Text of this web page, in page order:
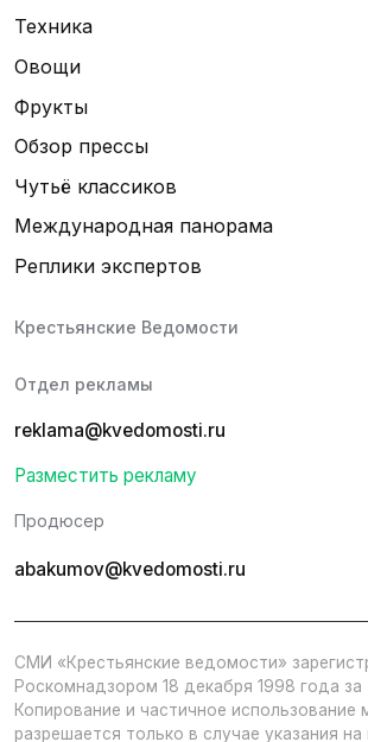
Техника
Овощи
Фрукты
Обзор прессы
Чутьё классиков
Международная панорама
Реплики экспертов
Крестьянские Ведомости
Отдел рекламы
reklama@kvedomosti.ru
Разместить рекламу
Продюсер
abakumov@kvedomosti.ru
СМИ «Крестьянские ведомости»
Роскомнадзором 18 декабря 1998 года
Копирование и частичное использование
разрешается только в случае указания на